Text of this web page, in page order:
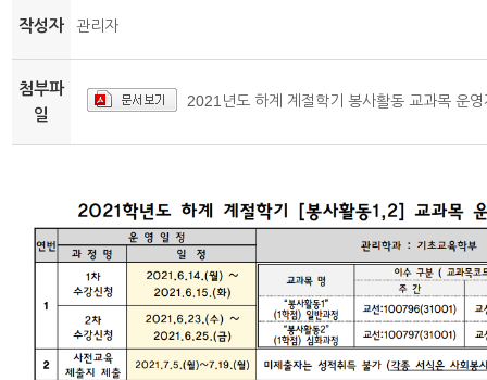
작성자 관리자
첨부파
일
2021년도 하계 계절학기 봉사활동 교과목 운